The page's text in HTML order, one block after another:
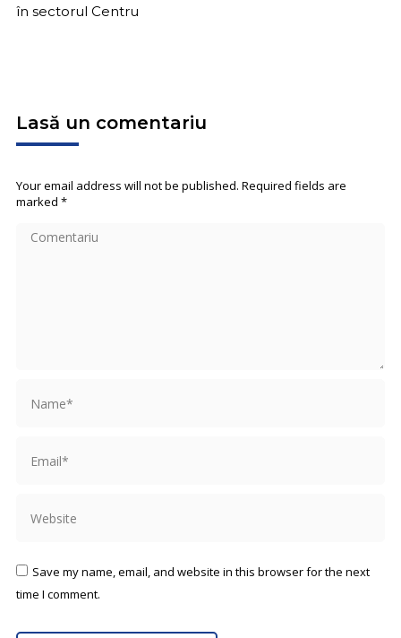
în sectorul Centru
Lasă un comentariu
Your email address will not be published. Required fields are
marked *
Comentariu
Save my name, email, and website in this browser for the next
time I comment.